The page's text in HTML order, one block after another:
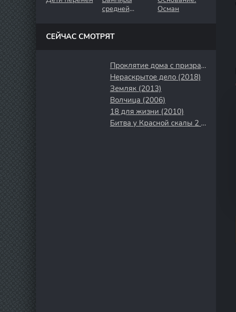
средней
Осман
СЕЙЧАС СМОТРЯТ
Проклятие дома с призраками (2022)
Нераскрытое дело (2018)
Земляк (2013)
Волчица (2006)
18 для жизни (2010)
Битва у Красной скалы 2 (2008)